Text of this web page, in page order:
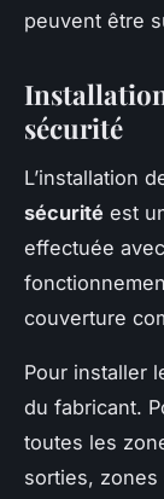
peuvent être
sécurité
L’installation
sécurité est
effectuée
couverture
Pour installer
du fabricant.
toutes les
sorties,